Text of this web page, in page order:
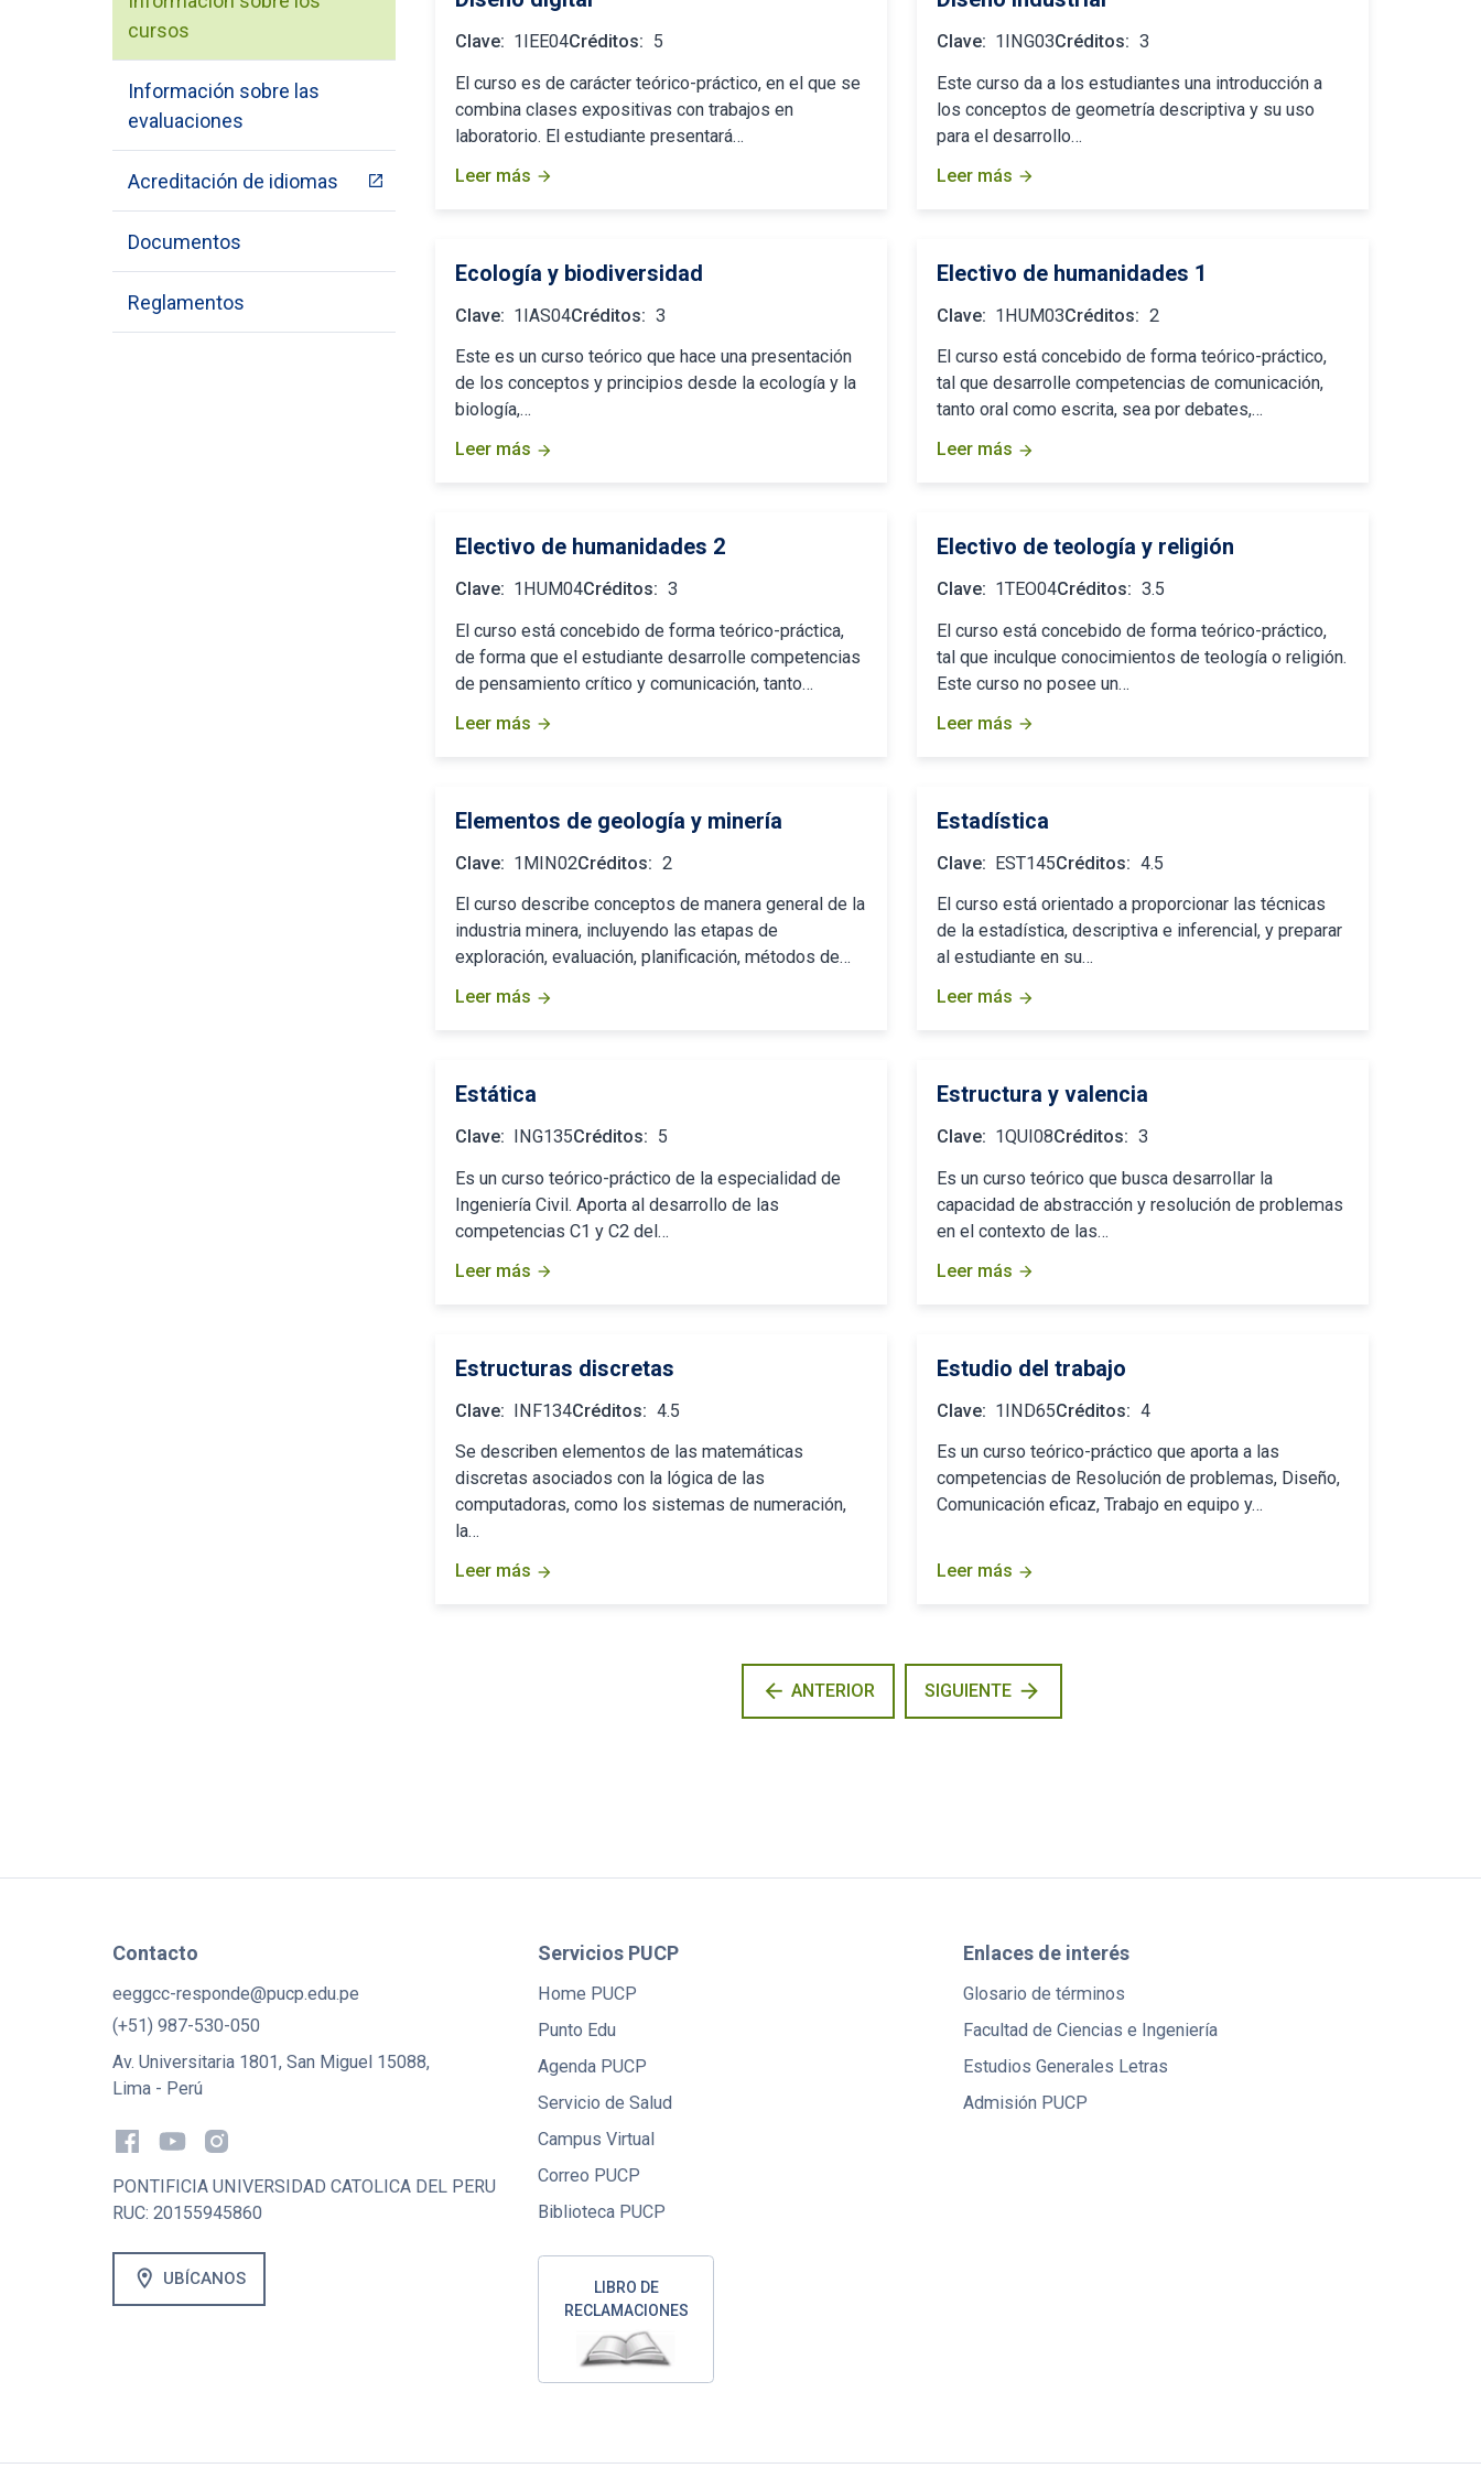
cursos
Información sobre las
evaluaciones
Acreditación de idiomas
Documentos
Reglamentos
Clave: 1IEE04Créditos: 5
El curso es de carácter teórico-práctico, en el que se
combina clases expositivas con trabajos en
laboratorio. El estudiante presentará…
Leer más arrow_forward
Clave: 1ING03Créditos: 3
Este curso da a los estudiantes una introducción a
los conceptos de geometría descriptiva y su uso
para el desarrollo…
Leer más arrow_forward
Ecología y biodiversidad
Clave: 1IAS04Créditos: 3
Este es un curso teórico que hace una presentación
de los conceptos y principios desde la ecología y la
biología,…
Leer más arrow_forward
Electivo de humanidades 1
Clave: 1HUM03Créditos: 2
El curso está concebido de forma teórico-práctico,
tal que desarrolle competencias de comunicación,
tanto oral como escrita, sea por debates,…
Leer más arrow_forward
Electivo de humanidades 2
Clave: 1HUM04Créditos: 3
El curso está concebido de forma teórico-práctica,
de forma que el estudiante desarrolle competencias
de pensamiento crítico y comunicación, tanto…
Leer más arrow_forward
Electivo de teología y religión
Clave: 1TEO04Créditos: 3.5
El curso está concebido de forma teórico-práctico,
tal que inculque conocimientos de teología o religión.
Este curso no posee un…
Leer más arrow_forward
Elementos de geología y minería
Clave: 1MIN02Créditos: 2
El curso describe conceptos de manera general de la
industria minera, incluyendo las etapas de
exploración, evaluación, planificación, métodos de…
Leer más arrow_forward
Estadística
Clave: EST145Créditos: 4.5
El curso está orientado a proporcionar las técnicas
de la estadística, descriptiva e inferencial, y preparar
al estudiante en su…
Leer más arrow_forward
Estática
Clave: ING135Créditos: 5
Es un curso teórico-práctico de la especialidad de
Ingeniería Civil. Aporta al desarrollo de las
competencias C1 y C2 del…
Leer más arrow_forward
Estructura y valencia
Clave: 1QUI08Créditos: 3
Es un curso teórico que busca desarrollar la
capacidad de abstracción y resolución de problemas
en el contexto de las…
Leer más arrow_forward
Estructuras discretas
Clave: INF134Créditos: 4.5
Se describen elementos de las matemáticas
discretas asociados con la lógica de las
computadoras, como los sistemas de numeración,
la…
Leer más arrow_forward
Estudio del trabajo
Clave: 1IND65Créditos: 4
Es un curso teórico-práctico que aporta a las
competencias de Resolución de problemas, Diseño,
Comunicación eficaz, Trabajo en equipo y…
Leer más arrow_forward
arrow_back ANTERIOR SIGUIENTE arrow_forward
Contacto
eeggcc-responde@pucp.edu.pe
(+51) 987-530-050
Av. Universitaria 1801, San Miguel 15088,
Lima - Perú
PONTIFICIA UNIVERSIDAD CATOLICA DEL PERU
RUC: 20155945860
location_on UBÍCANOS
Servicios PUCP
Home PUCP
Punto Edu
Agenda PUCP
Servicio de Salud
Campus Virtual
Correo PUCP
Biblioteca PUCP
LIBRO DE
RECLAMACIONES
Enlaces de interés
Glosario de términos
Facultad de Ciencias e Ingeniería
Estudios Generales Letras
Admisión PUCP